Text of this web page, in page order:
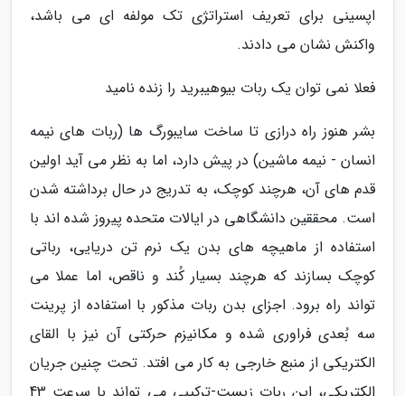
اپسینی برای تعریف استراتژی تک مولفه ای می باشد،
واکنش نشان می دادند.
فعلا نمی توان یک ربات بیوهیبرید را زنده نامید
بشر هنوز راه درازی تا ساخت سایبورگ ها (ربات های نیمه
انسان - نیمه ماشین) در پیش دارد، اما به نظر می آید اولین
قدم های آن، هرچند کوچک، به تدریج در حال برداشته شدن
است. محققین دانشگاهی در ایالات متحده پیروز شده اند با
استفاده از ماهیچه های بدن یک نرم تن دریایی، رباتی
کوچک بسازند که هرچند بسیار کُند و ناقص، اما عملا می
تواند راه برود. اجزای بدن ربات مذکور با استفاده از پرینت
سه بُعدی فراوری شده و مکانیزم حرکتی آن نیز با القای
الکتریکی از منبع خارجی به کار می افتد. تحت چنین جریان